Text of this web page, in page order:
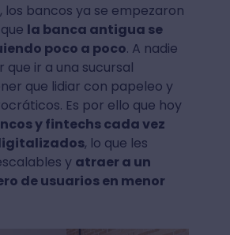
bancos ya se empezaron
la banca antigua se
poco a poco. A nadie
que ir a una sucursal
que lidiar con papeleo y
Es por ello que hoy
y fintechs cada vez
, lo que les
y atraer a un
de usuarios en menor